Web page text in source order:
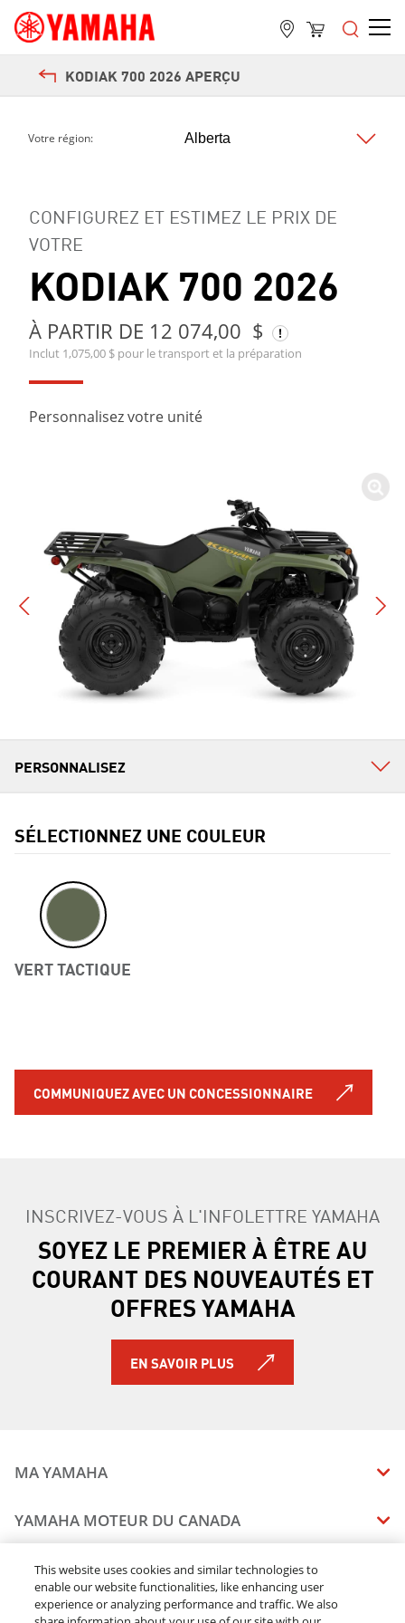
KODIAK 700 2026 APERÇU
Votre région:
CONFIGUREZ ET ESTIMEZ LE PRIX DE
VOTRE
KODIAK 700 2026
À PARTIR DE 12 074,00 $
Inclut 1,075,00 $ pour le transport et la préparation
Personnalisez votre unité
Previous
SÉLECTIONNEZ UNE COULEUR
VERT TACTIQUE
COMMUNIQUEZ AVEC UN CONCESSIONNAIRE
INSCRIVEZ-VOUS À L'INFOLETTRE YAMAHA
SOYEZ LE PREMIER À ÊTRE AU
COURANT DES NOUVEAUTÉS ET
OFFRES YAMAHA
EN SAVOIR PLUS
MA YAMAHA
MANUELS
ÉTAT DES RAPPELS DE VOTRE VÉHICULE
YAMAHA MOTEUR DU CANADA
CARRIERES
RESTONS DEHORS
CONCESSIONNAIRES
TROUVEZ UN CONCESSIONNAIRE
MENTIONS JURIDIQUES
This website uses cookies and similar technologies to
enable our website functionalities, like enhancing user
experience or analyzing performance and traffic. We also